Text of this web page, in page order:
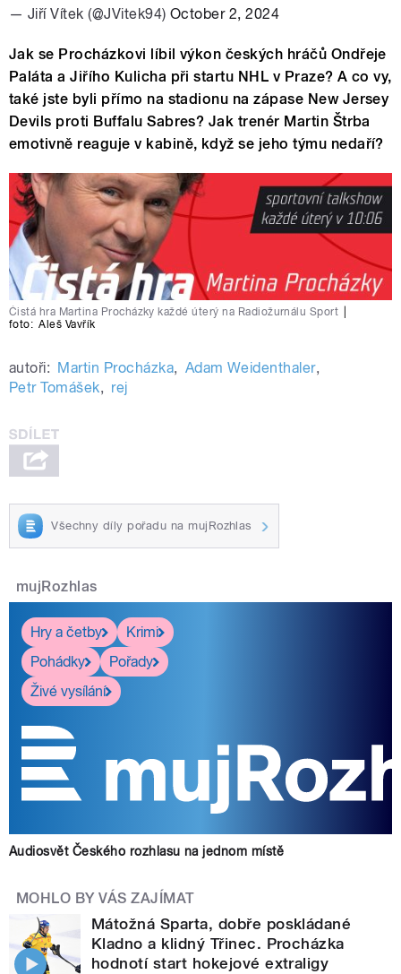
— Jiří Vítek (@JVitek94) October 2, 2024
Jak se Procházkovi líbil výkon českých hráčů Ondřeje
Paláta a Jiřího Kulicha při startu NHL v Praze? A co vy,
také jste byli přímo na stadionu na zápase New Jersey
Devils proti Buffalu Sabres? Jak trenér Martin Štrba
emotivně reaguje v kabině, když se jeho týmu nedaří?
Čistá hra Martina Procházky každé úterý na Radiožurnálu Sport
foto: Aleš Vavřík
autoři: Martin Procházka, Adam Weidenthaler,
Petr Tomášek, rej
Všechny díly pořadu na mujRozhlas
mujRozhlas
Hry a četby
Krimi
Pohádky
Pořady
Živé vysílání
Audiosvět Českého rozhlasu na jednom místě
MOHLO BY VÁS ZAJÍMAT
Mátožná Sparta, dobře poskládané
Kladno a klidný Třinec. Procházka
hodnotí start hokejové extraligy